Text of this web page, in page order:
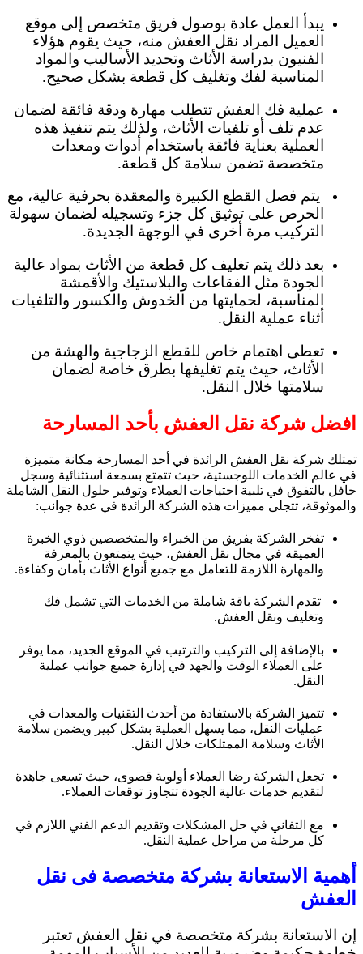
يبدأ العمل عادة بوصول فريق متخصص إلى موقع
العميل المراد نقل العفش منه، حيث يقوم هؤلاء
الفنيون بدراسة الأثاث وتحديد الأساليب والمواد
المناسبة لفك وتغليف كل قطعة بشكل صحيح.
عملية فك العفش تتطلب مهارة ودقة فائقة لضمان
عدم تلف أو تلفيات الأثاث، ولذلك يتم تنفيذ هذه
العملية بعناية فائقة باستخدام أدوات ومعدات
متخصصة تضمن سلامة كل قطعة.
يتم فصل القطع الكبيرة والمعقدة بحرفية عالية، مع
الحرص على توثيق كل جزء وتسجيله لضمان سهولة
التركيب مرة أخرى في الوجهة الجديدة.
بعد ذلك يتم تغليف كل قطعة من الأثاث بمواد عالية
الجودة مثل الفقاعات والبلاستيك والأقمشة
المناسبة، لحمايتها من الخدوش والكسور والتلفيات
أثناء عملية النقل.
تعطى اهتمام خاص للقطع الزجاجية والهشة من
الأثاث، حيث يتم تغليفها بطرق خاصة لضمان
سلامتها خلال النقل.
افضل شركة نقل العفش بأحد المسارحة
تمتلك شركة نقل العفش الرائدة في أحد المسارحة مكانة متميزة
في عالم الخدمات اللوجستية، حيث تتمتع بسمعة استثنائية وسجل
حافل بالتفوق في تلبية احتياجات العملاء وتوفير حلول النقل الشاملة
والموثوقة، تتجلى مميزات هذه الشركة الرائدة في عدة جوانب:
تفخر الشركة بفريق من الخبراء والمتخصصين ذوي الخبرة
العميقة في مجال نقل العفش، حيث يتمتعون بالمعرفة
والمهارة اللازمة للتعامل مع جميع أنواع الأثاث بأمان وكفاءة.
تقدم الشركة باقة شاملة من الخدمات التي تشمل فك
وتغليف ونقل العفش.
بالإضافة إلى التركيب والترتيب في الموقع الجديد، مما يوفر
على العملاء الوقت والجهد في إدارة جميع جوانب عملية
النقل.
تتميز الشركة بالاستفادة من أحدث التقنيات والمعدات في
عمليات النقل، مما يسهل العملية بشكل كبير ويضمن سلامة
الأثاث وسلامة الممتلكات خلال النقل.
تجعل الشركة رضا العملاء أولوية قصوى، حيث تسعى جاهدة
لتقديم خدمات عالية الجودة تتجاوز توقعات العملاء.
مع التفاني في حل المشكلات وتقديم الدعم الفني اللازم في
كل مرحلة من مراحل عملية النقل.
أهمية الاستعانة بشركة متخصصة فى نقل
العفش
إن الاستعانة بشركة متخصصة في نقل العفش تعتبر